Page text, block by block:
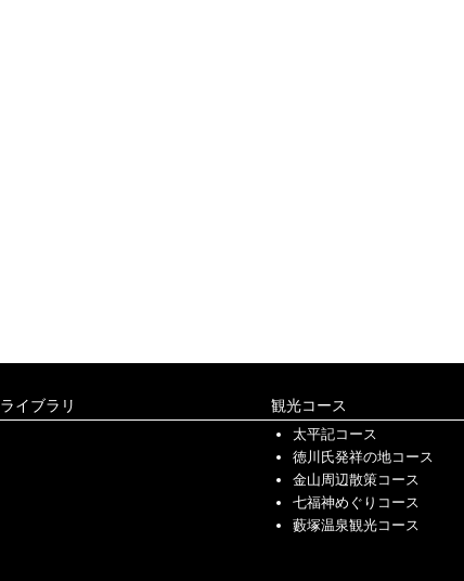
ライブラリ 観光コース
太平記コース
徳川氏発祥の地コース
金山周辺散策コース
七福神めぐりコース
藪塚温泉観光コース